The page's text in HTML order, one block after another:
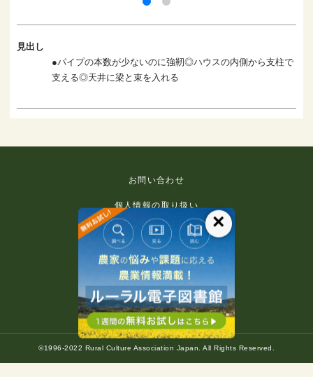
見出し
●パイプの本数が少ないのに強靭◎ハウスの内側から支柱で
支える◎天井に梁と束を入れる
お問い合わせ
個人情報の取り扱い
免責事項
利用規約
推奨環境
著作権等について
©1996-2022 Rural Culture Association Japan. All Rights Reserved.
×